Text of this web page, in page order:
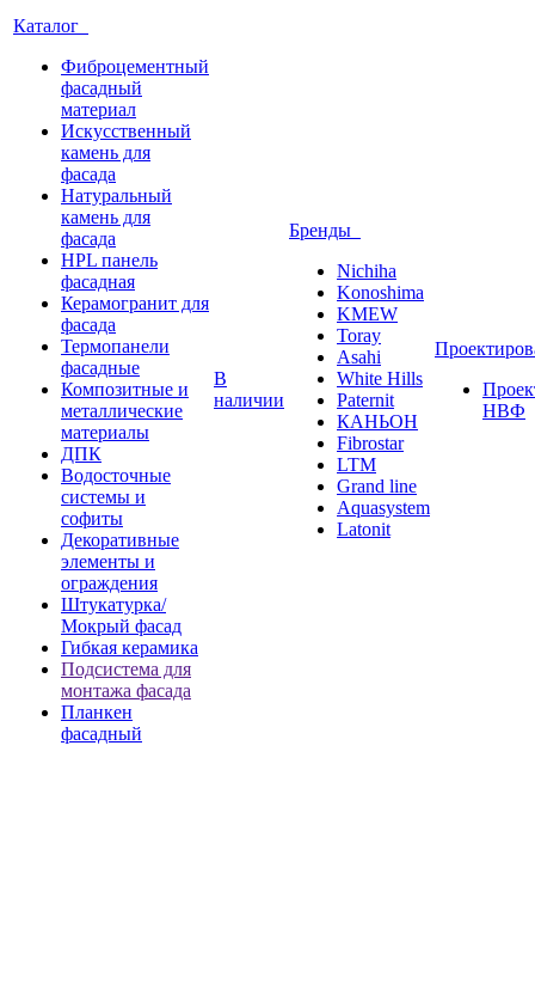
Каталог
Фиброцементный
фасадный
материал
Искусственный
камень для
фасада
Натуральный
камень для
фасада
HPL панель
фасадная
Керамогранит для
фасада
Термопанели
фасадные
Композитные и
металлические
материалы
ДПК
Водосточные
системы и
софиты
Декоративные
элементы и
ограждения
Штукатурка/
Мокрый фасад
Гибкая керамика
Подсистема для
монтажа фасада
Планкен
фасадный
В
наличии
Бренды
Nichiha
Konoshima
KMEW
Toray
Asahi
White Hills
Paternit
КАНЬОН
Fibrostar
LTM
Grand line
Aquasystem
Latonit
НВФ